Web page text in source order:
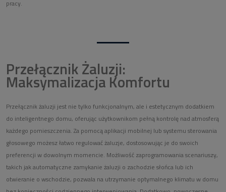
pracy.
Przełącznik Żaluzji:
Maksymalizacja Komfortu
Przełącznik żaluzji jest nie tylko funkcjonalnym, ale i estetycznym dodatkiem
do inteligentnego domu, oferując użytkownikom pełną kontrolę nad atmosferą
każdego pomieszczenia. Za pomocą aplikacji mobilnej lub systemu sterowania
głosowego możesz łatwo regulować żaluzje, dostosowując je do swoich
preferencji w dowolnym momencie. Możliwość zaprogramowania scenariuszy,
takich jak automatyczne zamykanie żaluzji o zachodzie słońca lub ich
otwieranie o wschodzie, pozwala na utrzymanie optymalnego klimatu w domu